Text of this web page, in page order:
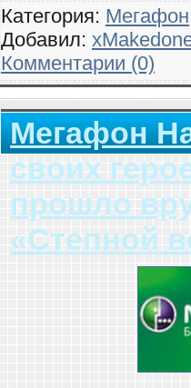
Категория: Мегафон
Добавил:
Комментарии (0)
Мегафон
своих
прошло
«Степной